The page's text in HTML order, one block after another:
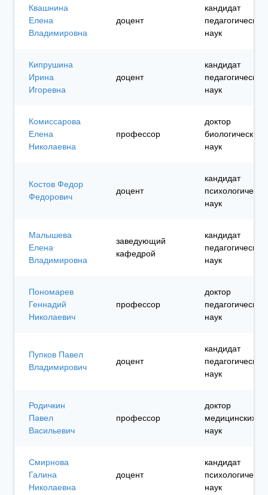
Квашнина
Елена
Владимировна
доцент
кандидат
педагогических
наук
Кипрушина
Ирина
Игоревна
доцент
кандидат
педагогических
наук
Комиссарова
Елена
Николаевна
профессор
доктор
биологических
наук
Костов Федор
Федорович
доцент
кандидат
наук
Малышева
Елена
Владимировна
заведующий
кафедрой
кандидат
педагогических
наук
Пономарев
Геннадий
Николаевич
профессор
доктор
педагогических
наук
Пупков Павел
Владимирович
доцент
кандидат
педагогических
наук
Родичкин
Павел
Васильевич
профессор
доктор
медицинских
наук
Смирнова
Галина
Николаевна
доцент
кандидат
наук